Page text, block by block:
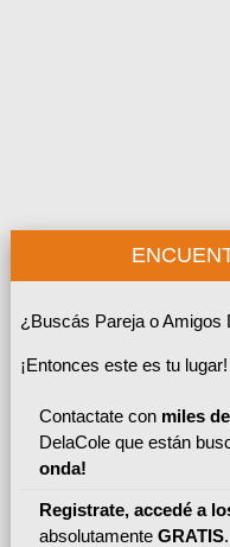
¿Buscás Pareja o Amigos
¡Entonces este es tu lugar!
Contactate con miles
DelaCole que están
onda!
Registrate, accedé a
absolutamente GRATIS.